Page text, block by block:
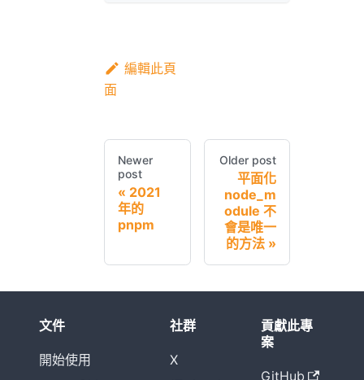
編輯此頁
面
Newer
post
2021
年的
pnpm
Older post
平面化
node_m
odule 不
會是唯一
的方法
文件
開始使用
社群
X
貢獻此專
案
GitHub